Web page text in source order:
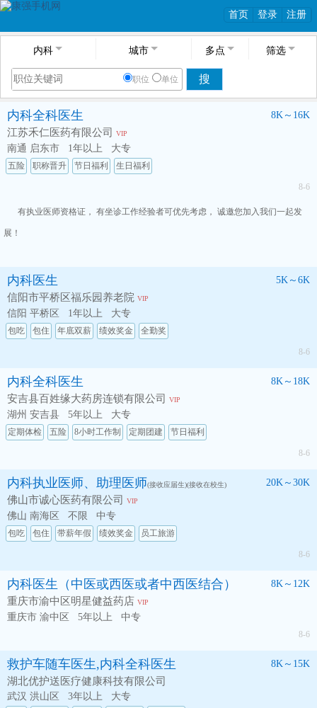
首页 登录 注册
内科 城市 多点 筛选
职位 单位 搜
内科全科医生 8K～16K
江苏禾仁医药有限公司 VIP
南通 启东市 1年以上 大专
五险 职称晋升 节日福利 生日福利
8-6
有执业医师资格证， 有坐诊工作经验者可优先考虑， 诚邀您加入我们一起发
展！
内科医生 5K～6K
信阳市平桥区福乐园养老院 VIP
信阳 平桥区 1年以上 大专
包吃 包住 年底双薪 绩效奖金 全勤奖
8-6
内科全科医生 8K～18K
安吉县百姓缘大药房连锁有限公司 VIP
湖州 安吉县 5年以上 大专
定期体检 五险 8小时工作制 定期团建 节日福利
8-6
内科执业医师、助理医师(接收应届生)(接收在校生) 20K～30K
佛山市诚心医药有限公司 VIP
佛山 南海区 不限 中专
包吃 包住 带薪年假 绩效奖金 员工旅游
8-6
内科医生（中医或西医或者中西医结合） 8K～12K
重庆市渝中区明星健益药店 VIP
重庆市 渝中区 5年以上 中专
8-6
救护车随车医生,内科全科医生 8K～15K
湖北优护送医疗健康科技有限公司
武汉 洪山区 3年以上 大专